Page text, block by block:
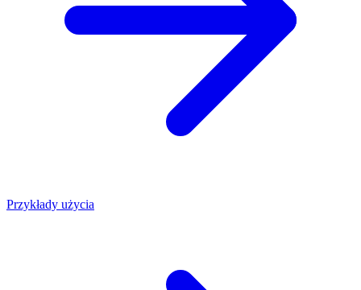
Przykłady użycia